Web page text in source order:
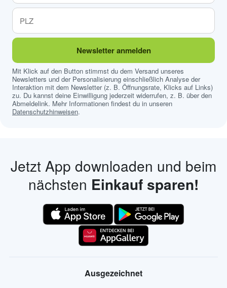
Newsletter anmelden
Mit Klick auf den Button stimmst du dem Versand unseres
Newsletters und der Personalisierung einschließlich Analyse der
Interaktion mit dem Newsletter (z. B. Öffnungsrate, Klicks auf Links)
zu. Du kannst deine Einwilligung jederzeit widerrufen, z. B. über den
Abmeldelink. Mehr Informationen findest du in unseren
Datenschutzhinweisen.
Jetzt App downloaden und beim
nächsten Einkauf sparen!
Ausgezeichnet